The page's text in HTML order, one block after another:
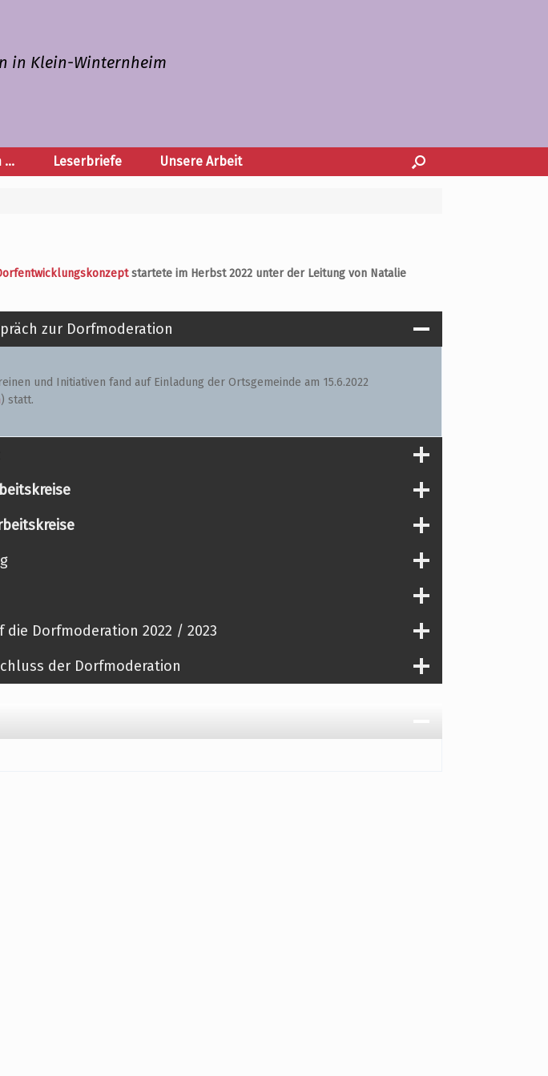
in Klein-Winternheim
… Leserbriefe Unsere Arbeit
startete im Herbst 2022 unter der Leitung von Natalie
zur Dorfmoderation
und Initiativen fand auf Einladung der Ortsgemeinde am 15.6.2022
) statt.
die Dorfmoderation 2022 / 2023
der Dorfmoderation